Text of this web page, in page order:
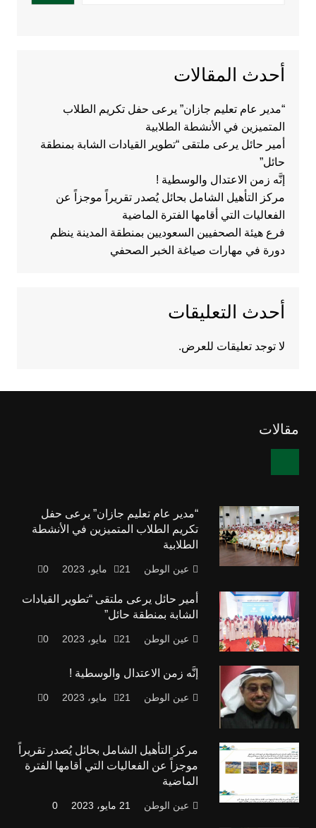
أحدث المقالات
“مدير عام تعليم جازان” يرعى حفل تكريم الطلاب
المتميزين في الأنشطة الطلابية
أمير حائل يرعى ملتقى “تطوير القيادات الشابة بمنطقة
حائل”
إنَّه زمن الاعتدال والوسطية !
مركز التأهيل الشامل بحائل يُصدر تقريراً موجزاً عن
الفعاليات التي أقامها الفترة الماضية
فرع هيئة الصحفيين السعوديين بمنطقة المدينة ينظم
دورة في مهارات صياغة الخبر الصحفي
أحدث التعليقات
لا توجد تعليقات للعرض.
مقالات
“مدير عام تعليم جازان” يرعى حفل
تكريم الطلاب المتميزين في الأنشطة
الطلابية
عين الوطن 21 مايو، 2023 0
أمير حائل يرعى ملتقى “تطوير القيادات
الشابة بمنطقة حائل”
عين الوطن 21 مايو، 2023 0
إنَّه زمن الاعتدال والوسطية !
عين الوطن 21 مايو، 2023 0
مركز التأهيل الشامل بحائل يُصدر تقريراً
موجزاً عن الفعاليات التي أقامها الفترة
الماضية
عين الوطن 21 مايو، 2023 0